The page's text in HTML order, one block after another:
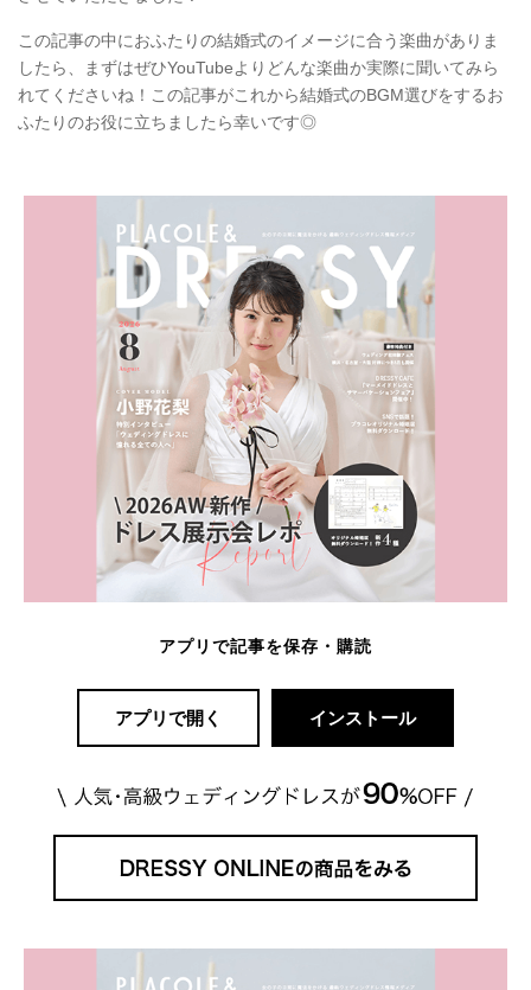
この記事の中におふたりの結婚式のイメージに合う楽曲がありま
したら、まずはぜひYouTubeよりどんな楽曲か実際に聞いてみら
れてくださいね！この記事がこれから結婚式のBGM選びをするお
ふたりのお役に立ちましたら幸いです◎
アプリで記事を保存・購読
アプリで開く インストール